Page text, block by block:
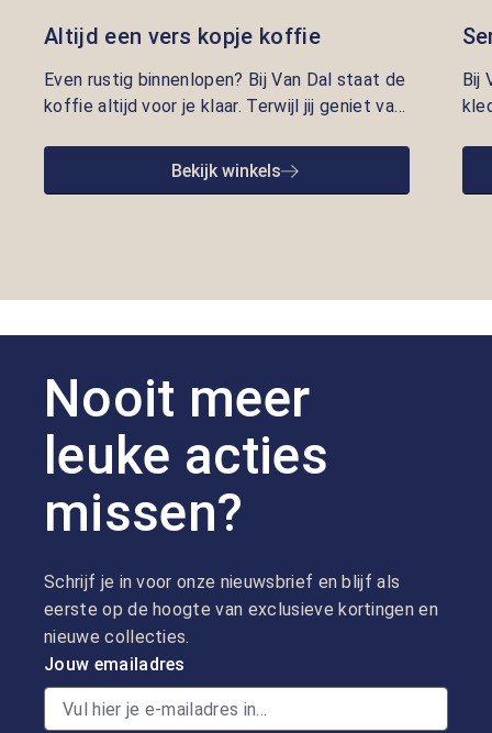
Altijd een vers kopje koffie
Even rustig binnenlopen? Bij Van Dal staat de
koffie altijd voor je klaar. Terwijl jij geniet van
om je te helpen met kleding die écht bij je
past. Persoonlijke aandacht en gastvrijheid
Bekijk winkels
Bij
Nooit meer
leuke acties
missen?
Schrijf je in voor onze nieuwsbrief en blijf als
eerste op de hoogte van exclusieve kortingen en
nieuwe collecties.
Jouw emailadres